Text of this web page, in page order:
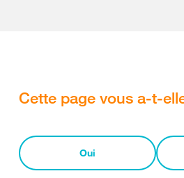
Cette page vous a-t-
Oui